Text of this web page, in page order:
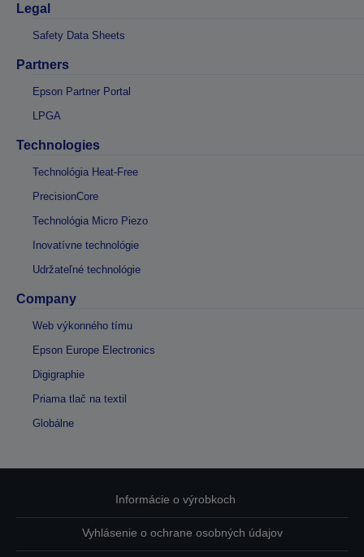
Legal
Safety Data Sheets
Partners
Epson Partner Portal
LPGA
Technologies
Technológia Heat-Free
PrecisionCore
Technológia Micro Piezo
Inovatívne technológie
Udržateľné technológie
Company
Web výkonného tímu
Epson Europe Electronics
Digigraphie
Priama tlač na textil
Globálne
Informácie o výrobkoch
Vyhlásenie o ochrane osobných údajov